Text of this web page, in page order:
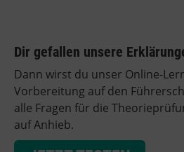
Dir gefallen unsere
Dann wirst du unser Online-
Vorbereitung auf den
alle Fragen für die
auf Anhieb.